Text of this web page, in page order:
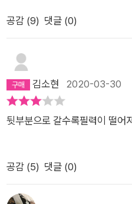
이 들려주는 일상의 기록들이
의 일상을 살아야지 다짐하다가
기. 사실 이번 책은 아껴 읽으
퀴째 읽고 있는 스스로를 발견
소란>과 <인생은 이상하게 흐
것일지도 모르겠다.) 어찌할 도
한 타이밍에 불쑥 고개를 들이
나의 마음을 표현할 수 없어 발
았다고 표현하고 싶다. 글을 읽
공감 (9) 댓글 (0)
김소현 2020-03-30
뒷부분으로 갈수록필력이 떨어
공감 (5) 댓글 (0)